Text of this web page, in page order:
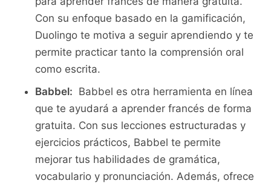
Con su enfoque basado en⁢ la gamificación,
Duolingo te ‍motiva a ​seguir aprendiendo‍ y te
permite practicar tanto la comprensión oral
como escrita.
Babbel: ​ Babbel es otra herramienta en línea
⁢que te ayudará a aprender ⁢francés de forma
gratuita. Con sus lecciones estructuradas y
ejercicios prácticos, ‌Babbel te permite
⁤mejorar ⁣tus habilidades de gramática,
vocabulario y pronunciación.⁤ Además, ofrece